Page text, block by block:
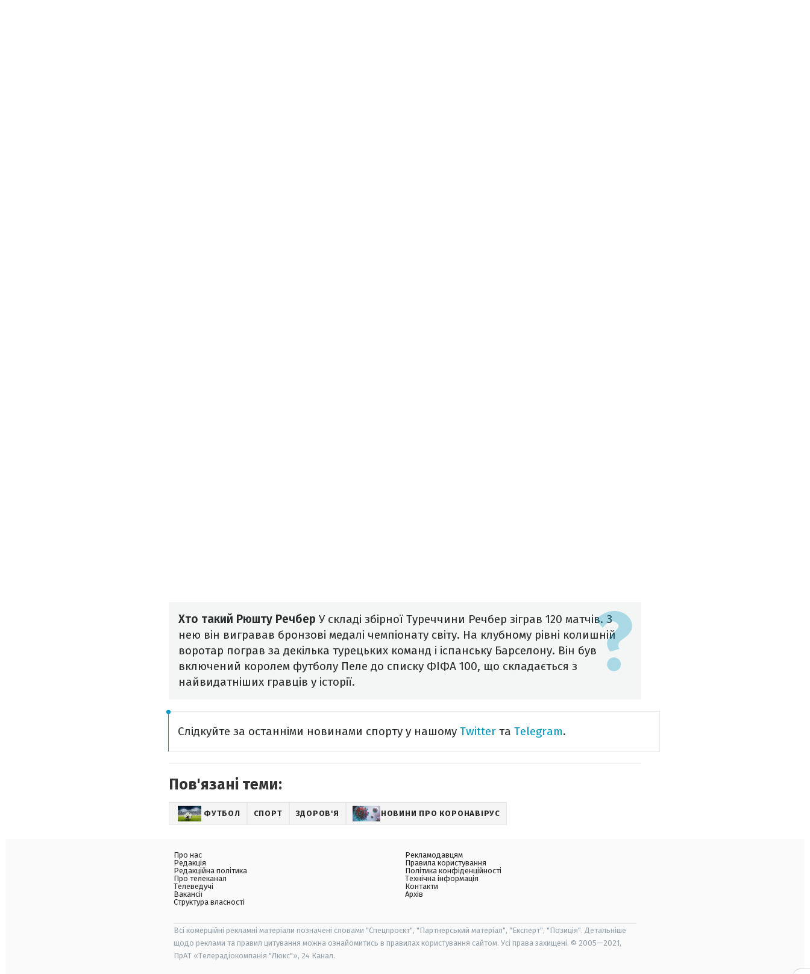
Хто такий Рюшту Речбер У складі збірної Туреччини Речбер зіграв 120 матчів. З
нею він вигравав бронзові медалі чемпіонату світу. На клубному рівні колишній
воротар пограв за декілька турецьких команд і іспанську Барселону. Він був
включений королем футболу Пеле до списку ФІФА 100, що складається з
найвидатніших гравців у історії.
Слідкуйте за останніми новинами спорту у нашому Twitter та Telegram.
Пов'язані теми:
ФУТБОЛ СПОРТ ЗДОРОВ'Я НОВИНИ ПРО КОРОНАВІРУС
Про нас
Редакція
Редакційна політика
Про телеканал
Телеведучі
Вакансії
Структура власності
Рекламодавцям
Правила користування
Політика конфіденційності
Технічна інформація
Контакти
Архів
Всі комерційні рекламні матеріали позначені словами "Спецпроєкт", "Партнерський матеріал", "Експерт", "Позиція". Детальніше
щодо реклами та правил цитування можна ознайомитись в правилах користування сайтом. Усі права захищені. © 2005—2021,
ПрАТ «Телерадіокомпанія "Люкс"», 24 Канал.